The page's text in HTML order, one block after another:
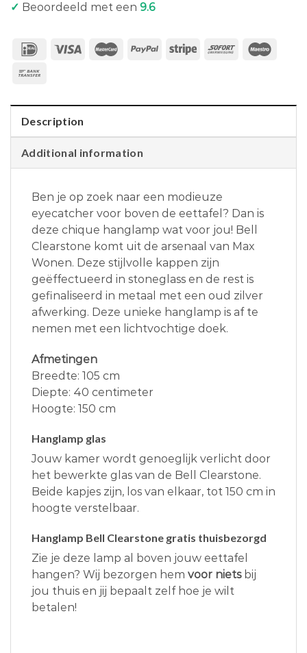
✓ Beoordeeld met een 9.6
Description
Additional information
Ben je op zoek naar een modieuze
eyecatcher voor boven de eettafel? Dan is
deze chique hanglamp wat voor jou! Bell
Clearstone komt uit de arsenaal van Max
Wonen. Deze stijlvolle kappen zijn
geëffectueerd in stoneglass en de rest is
gefinaliseerd in metaal met een oud zilver
afwerking. Deze unieke hanglamp is af te
nemen met een lichtvochtige doek.
Afmetingen
Breedte: 105 cm
Diepte: 40 centimeter
Hoogte: 150 cm
Hanglamp glas
Jouw kamer wordt genoeglijk verlicht door
het bewerkte glas van de Bell Clearstone.
Beide kapjes zijn, los van elkaar, tot 150 cm in
hoogte verstelbaar.
Hanglamp Bell Clearstone gratis thuisbezorgd
Zie je deze lamp al boven jouw eettafel
hangen? Wij bezorgen hem voor niets bij
jou thuis en jij bepaalt zelf hoe je wilt
betalen!